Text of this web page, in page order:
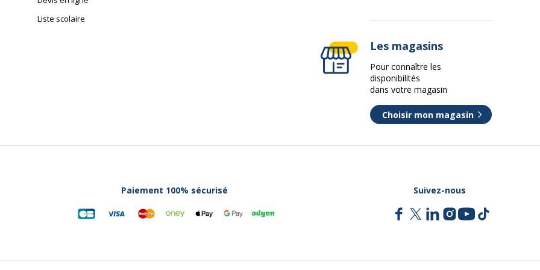
Liste scolaire
Les magasins
Pour connaître les
disponibilités
dans votre magasin
Choisir mon magasin
Paiement 100% sécurisé Suivez-nous